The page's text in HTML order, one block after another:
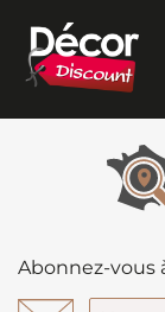
Abonnez-vous